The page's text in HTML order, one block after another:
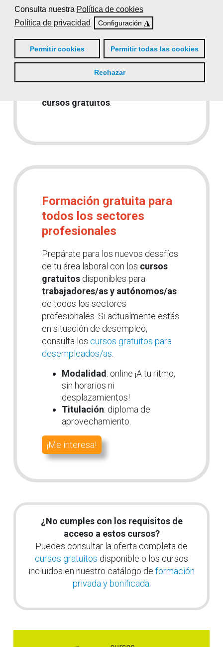
Consulta nuestra Política de cookies
Política de privacidad
Configuración ◮
Permitir cookies Permitir todas las cookies
Rechazar
publicaremos una
nueva convocatoriacon plazas
disponibles para tu comunidad.
Regístrate en
cursosfemxa.es,
mantén tu perfil completo y
actualizado y te avisaremos en
cursos gratuitos.
Formación gratuita para
todos los sectores
profesionales
Prepárate para los nuevos desafíos
de tu área laboral con los cursos
gratuitos disponibles para
trabajadores/as y autónomos/as
de todos los sectores
profesionales. Si actualmente estás
en situación de desempleo,
consulta los cursos gratuitos para
desempleados/as
Modalidad: online ¡A tu ritmo,
sin horarios ni
desplazamientos!
Titulación: diploma de
aprovechamiento.
¡Me interesa!
¿No cumples con los requisitos de
acceso a estos cursos?
Puedes consultar la oferta completa de
cursos gratuitos disponible o los cursos
incluidos en nuestro catálogo de formación
privada y bonificada